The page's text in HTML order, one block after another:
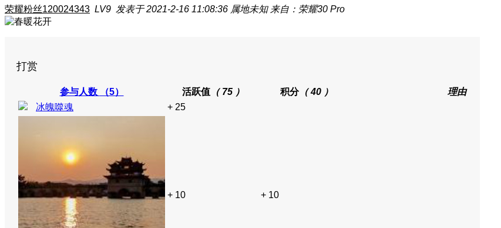
荣耀粉丝120024343 LV9 发表于 2021-2-16 11:08:36 属地未知 来自：荣耀30 Pro
打赏
参与人数 （5） 活跃值（ 75 ） 积分（ 40 ）
理由
冰魄噬魂
+ 25
+ 10 + 10